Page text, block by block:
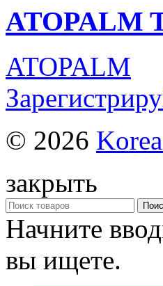
ATOPALM
ATOPALM
© 2026
закрыть
Начните
вы ищете.